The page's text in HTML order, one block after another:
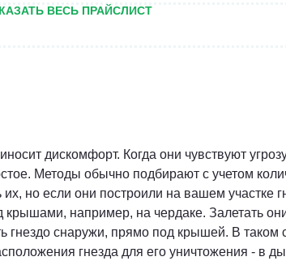
от 5000 руб.
ВЕСЬ ПРАЙСЛИСТ
дискомфорт. Когда они чувствуют
Методы обычно подбирают с учетом
но если они построили на вашем участке
например, на чердаке. Залетать
гнездо снаружи, прямо под крышей. В
гнезда для его уничтожения - в